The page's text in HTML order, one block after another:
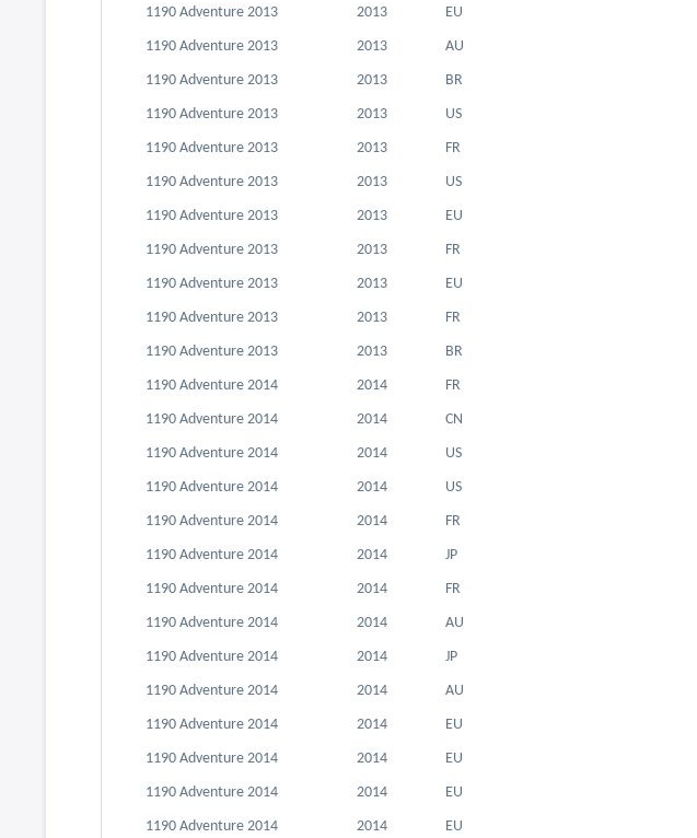
1190 Adventure 2013 2013 EU
1190 Adventure 2013 2013 AU
1190 Adventure 2013 2013 BR
1190 Adventure 2013 2013 US
1190 Adventure 2013 2013 FR
1190 Adventure 2013 2013 US
1190 Adventure 2013 2013 EU
1190 Adventure 2013 2013 FR
1190 Adventure 2013 2013 EU
1190 Adventure 2013 2013 FR
1190 Adventure 2013 2013 BR
1190 Adventure 2014 2014 FR
1190 Adventure 2014 2014 CN
1190 Adventure 2014 2014 US
1190 Adventure 2014 2014 US
1190 Adventure 2014 2014 FR
1190 Adventure 2014 2014 JP
1190 Adventure 2014 2014 FR
1190 Adventure 2014 2014 AU
1190 Adventure 2014 2014 JP
1190 Adventure 2014 2014 AU
1190 Adventure 2014 2014 EU
1190 Adventure 2014 2014 EU
1190 Adventure 2014 2014 EU
1190 Adventure 2014 2014 EU